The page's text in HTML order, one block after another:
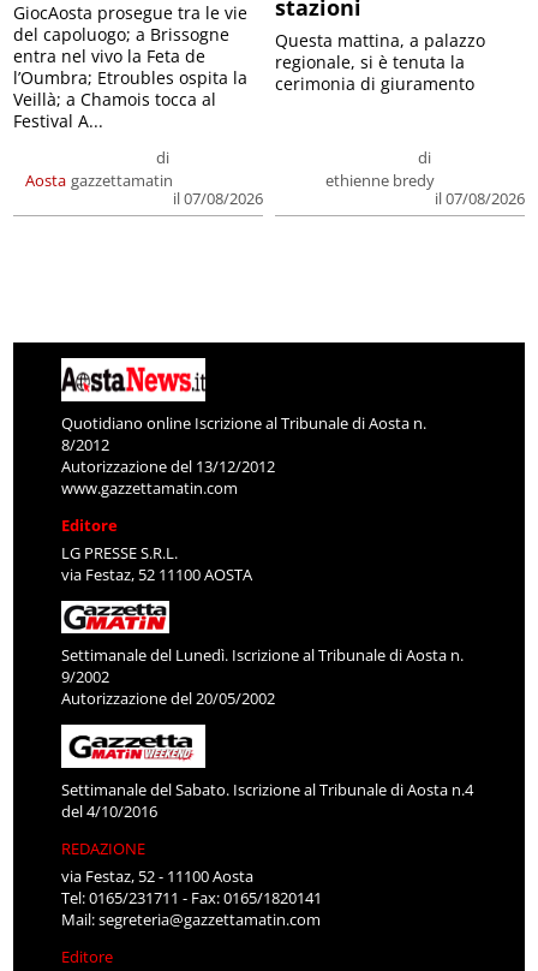
Aosta
di
gazzettamatin
il 07/08/2026
GiocAosta prosegue tra le vie
del capoluogo; a Brissogne
entra nel vivo la Feta de
l’Oumbra; Etroubles ospita la
Veillà; a Chamois tocca al
Festival A...
stazioni
di
ethienne bredy
il 07/08/2026
Questa mattina, a palazzo
regionale, si è tenuta la
cerimonia di giuramento
Quotidiano online Iscrizione al Tribunale di Aosta n.
8/2012
Autorizzazione del 13/12/2012
www.gazzettamatin.com
Editore
LG PRESSE S.R.L.
via Festaz, 52 11100 AOSTA
Settimanale del Lunedì. Iscrizione al Tribunale di Aosta n.
9/2002
Autorizzazione del 20/05/2002
Settimanale del Sabato. Iscrizione al Tribunale di Aosta n.4
del 4/10/2016
REDAZIONE
via Festaz, 52 - 11100 Aosta
Tel: 0165/231711 - Fax: 0165/1820141
Mail:segreteria@gazzettamatin.com
Editore